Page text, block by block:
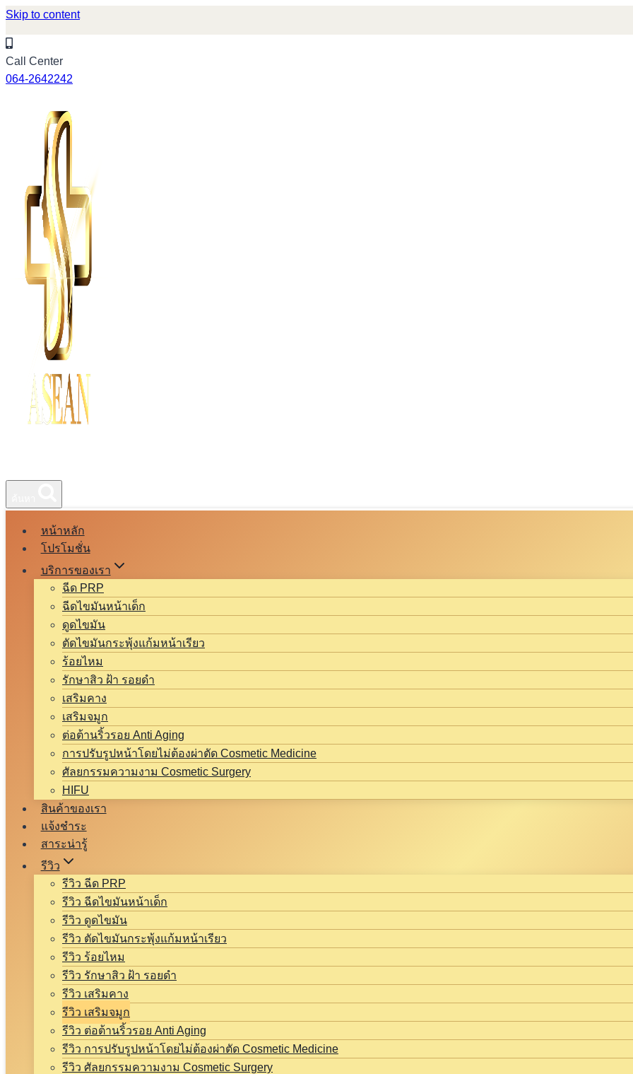
Skip to content
Call Center
064-2642242
หน้าหลัก
โปรโมชั่น
บริการของเรา
ฉีด PRP
ฉีดไขมันหน้าเด็ก
ดูดไขมัน
ตัดไขมันกระพุ้งแก้มหน้าเรียว
ร้อยไหม
รักษาสิว ฝ้า รอยดำ
เสริมคาง
เสริมจมูก
ต่อต้านริ้วรอย Anti Aging
การปรับรูปหน้าโดยไม่ต้องผ่าตัด Cosmetic Medicine
ศัลยกรรมความงาม Cosmetic Surgery
HIFU
สินค้าของเรา
แจ้งชำระ
สาระน่ารู้
รีวิว
รีวิว ฉีด PRP
รีวิว ฉีดไขมันหน้าเด็ก
รีวิว ดูดไขมัน
รีวิว ตัดไขมันกระพุ้งแก้มหน้าเรียว
รีวิว ร้อยไหม
รีวิว รักษาสิว ฝ้า รอยดำ
รีวิว เสริมคาง
รีวิว เสริมจมูก
รีวิว ต่อต้านริ้วรอย Anti Aging
รีวิว การปรับรูปหน้าโดยไม่ต้องผ่าตัด Cosmetic Medicine
รีวิว ศัลยกรรมความงาม Cosmetic Surgery